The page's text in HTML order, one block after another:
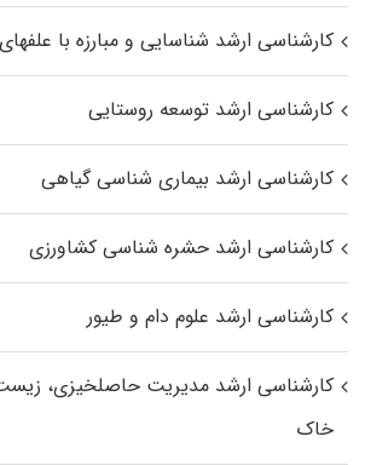
کارشناسی ارشد شناسایی و مبارزه با
کارشناسی ارشد توسعه روستایی
کارشناسی ارشد بیماری‌ شناسی گیاهی
کارشناسی ارشد حشره‌ شناسی کشاورزی
کارشناسی ارشد علوم دام و طیور
کارشناسی ارشد مدیریت حاصلخیزی،
خاک